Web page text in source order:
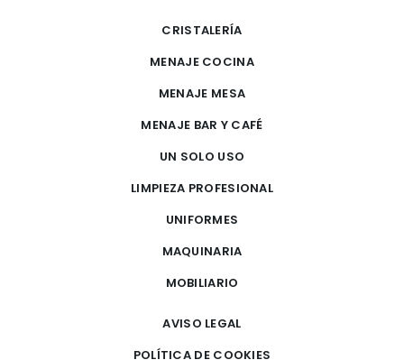
CRISTALERÍA
MENAJE COCINA
MENAJE MESA
MENAJE BAR Y CAFÉ
UN SOLO USO
LIMPIEZA PROFESIONAL
UNIFORMES
MAQUINARIA
MOBILIARIO
AVISO LEGAL
POLÍTICA DE COOKIES